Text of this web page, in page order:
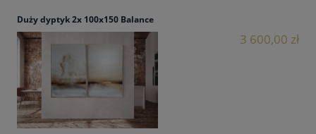
Duży dyptyk 2x 100x150 Balance
3 600,00 zł